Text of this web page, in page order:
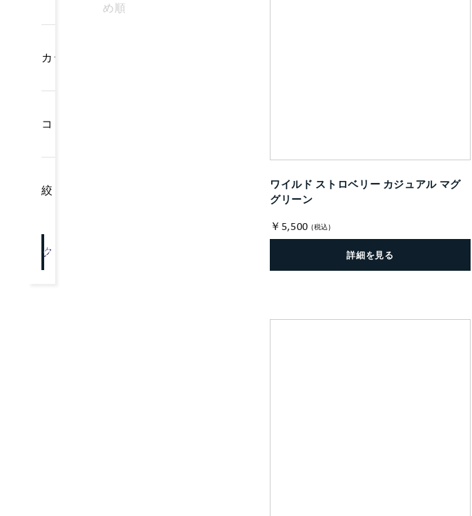
め順
カテゴリー
コレクション
絞り込み
クリア
OK
ワイルド ストロベリー カジュアル マグ
グリーン
￥5,500 (税込)
詳細を見る